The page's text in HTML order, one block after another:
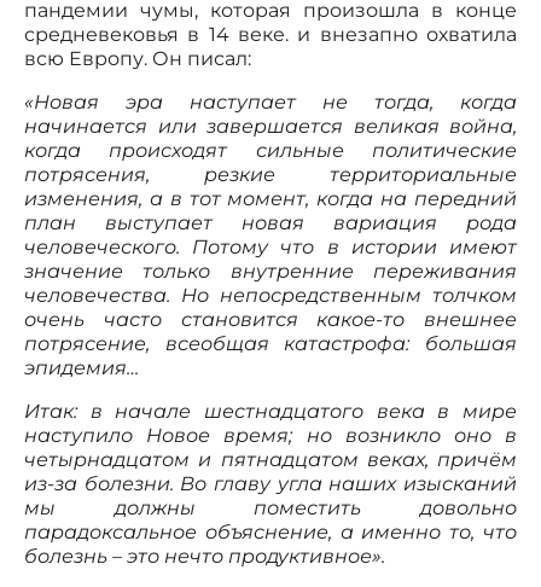
пандемии чумы, которая произошла в конце
средневековья в 14 веке. и внезапно охватила
всю Европу. Он писал:
«Новая эра наступает не тогда, когда
начинается или завершается великая война,
когда происходят сильные политические
потрясения, резкие территориальные
изменения, а в тот момент, когда на передний
план выступает новая вариация рода
человеческого. Потому что в истории имеют
значение только внутренние переживания
человечества. Но непосредственным толчком
очень часто становится какое-то внешнее
потрясение, всеобщая катастрофа: большая
эпидемия…
Итак: в начале шестнадцатого века в мире
наступило Новое время; но возникло оно в
четырнадцатом и пятнадцатом веках, причём
из-за болезни. Во главу угла наших изысканий
мы должны поместить довольно
парадоксальное объяснение, а именно то, что
болезнь – это нечто продуктивное».